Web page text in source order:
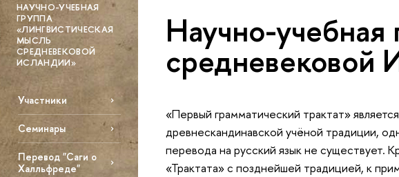
НАУЧНО-УЧЕБНАЯ
ГРУППА
«ЛИНГВИСТИЧЕСКАЯ
МЫСЛЬ
СРЕДНЕВЕКОВОЙ
ИСЛАНДИИ»
Участники
Семинары
Перевод "Саги о
Халльфреде"
Научно-учебная
средневековой
«Первый грамматический трактат»
древнескандинавской учёной традиции,
перевода на русский язык не существует.
«Трактата» с позднейшей традицией, к